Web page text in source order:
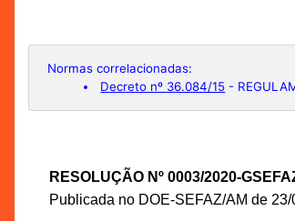
Normas correlacionadas:
Decreto nº 36.084/15 -
RESOLUÇÃO Nº 0003/2020-
Publicada no DOE-SEFAZ/AM de 23/